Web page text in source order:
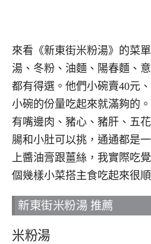
來看《新東街米粉湯》的菜
湯、冬粉、油麵、陽春麵、
都有得選。他們小碗賣40元
小碗的份量吃起來就滿夠的
有嘴邊肉、豬心、豬肝、五
腸和小肚可以挑，通通都是
上醬油膏跟薑絲，我實際吃
個幾樣小菜搭主食吃起來很順
新東街米粉湯 推薦
米粉湯